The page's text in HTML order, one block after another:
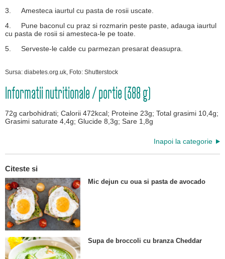
3.
Amesteca iaurtul cu pasta de rosii uscate.
4.
Pune baconul cu praz si rozmarin peste paste, adauga iaurtul
cu pasta de rosii si amesteca-le pe toate.
5.
Serveste-le calde cu parmezan presarat deasupra.
Sursa: diabetes.org.uk, Foto: Shutterstock
Informatii nutritionale / portie (388 g)
72g carbohidrati; Calorii 472kcal; Proteine 23g; Total grasimi 10,4g;
Grasimi saturate 4,4g; Glucide 8,3g; Sare 1,8g
Inapoi la categorie
Citeste si
Mic dejun cu oua si pasta de avocado
Supa de broccoli cu branza Cheddar